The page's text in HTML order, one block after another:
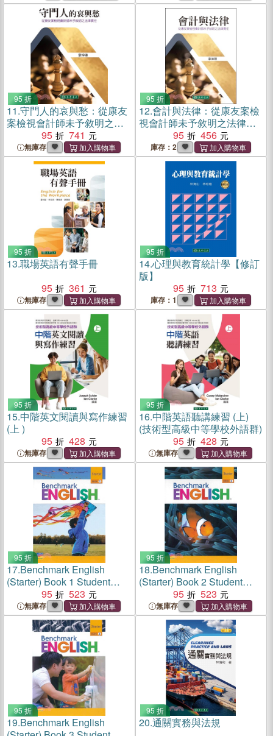
95 折
11.守門人的哀與愁：從康友
案檢視會計師未予敘明之法
95 741
無庫存
95 折
12.會計與法律：從康友案檢
視會計師未予敘明之法律責
95 456
庫存：2
95 折
13.職場英語有聲手冊
95
361
無庫存
95 折
14.心理與教育統計學【修訂
版】
95
713
庫存：1
95 折
15.中階英文閱讀與寫作練習
(上 )
95
428
無庫存
95 折
16.中階英語聽講練習 (上)
(技術型高級中等學校外語群)
95
428
無庫存
95 折
17.Benchmark English
(Starter) Book 1 Student
95 523
無庫存
95 折
18.Benchmark English
(Starter) Book 2 Student
95 523
無庫存
95 折
19.Benchmark English
95 折
20.通關實務與法規